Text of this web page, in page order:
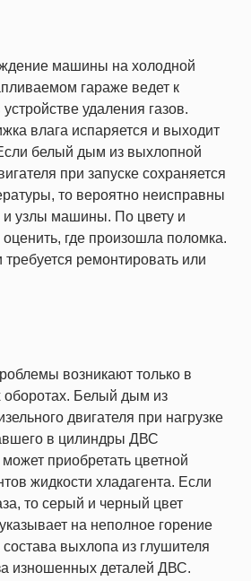
машины на холодной
гараже ведет к
удаления газов.
влага испаряется и выходит
белый дым из выхлопной
при запуске сохраняется
то вероятно неисправны
и узлы машины. По цвету и
где произошла поломка.
требуется ремонтировать или
возникают только в
оборотах. Белый дым из
двигателя при нагрузке
в цилиндры ДВС
приобретать цветной
жидкости хладагента. Если
то серый и черный цвет
на неполное горение
выхлопа из глушителя
изношенных деталей ДВС.